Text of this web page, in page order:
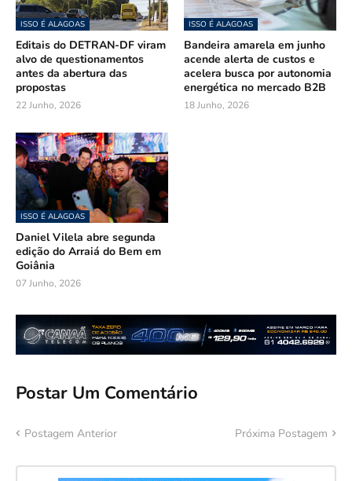
ISSO É ALAGOAS
Editais do DETRAN-DF viram
alvo de questionamentos
antes da abertura das
propostas
22 Junho, 2026
ISSO É ALAGOAS
Bandeira amarela em junho
acende alerta de custos e
acelera busca por autonomia
energética no mercado B2B
18 Junho, 2026
ISSO É ALAGOAS
Daniel Vilela abre segunda
edição do Arraiá do Bem em
Goiânia
07 Junho, 2026
Postar Um Comentário
Postagem Anterior Próxima Postagem